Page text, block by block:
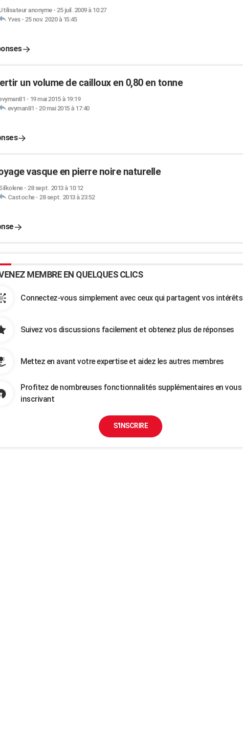
anonyme- 25 juil. 2009 à 10:27
Yves- 25 nov. 2020 à 15:45
un volume de cailloux en 0,80 en tonne
- 19 mai 2015 à 19:19
evyman81 - 20 mai 2015 à 17:40
vasque en pierre noire naturelle
- 28 sept. 2013 à 10:12
Castoche- 28 sept. 2013 à 23:52
MEMBRE EN QUELQUES CLICS
Connectez-vous simplement avec ceux qui partagent vos intérêts
Suivez vos discussions facilement et obtenez plus de réponses
Mettez en avant votre expertise et aidez les autres membres
Profitez de nombreuses fonctionnalités supplémentaires en vous
inscrivant
S'INSCRIRE